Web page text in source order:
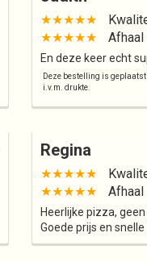
★★★★★
★★★★★
En deze keer echt
Deze bestelling is
i.v.m. drukte.
Regina
★★★★★
★★★★★
Heerlijke pizza,
Goede prijs en snelle